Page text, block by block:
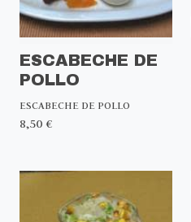
ESCABECHE DE
POLLO
ESCABECHE DE POLLO
8,50 €